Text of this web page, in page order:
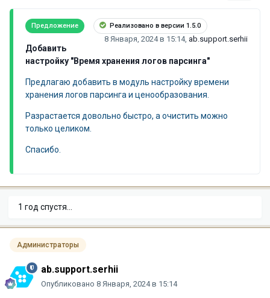
Предложение Реализовано в версии 1.5.0
8 Января, 2024 в 15:14, ab.support.serhii
Добавить
настройку "Время хранения логов парсинга"
Предлагаю добавить в модуль настройку времени
хранения логов парсинга и ценообразования.
Разрастается довольно быстро, а очистить можно
только целиком.
Спасибо.
1 год спустя...
Администраторы
ab.support.serhii
Опубликовано 8 Января, 2024 в 15:14